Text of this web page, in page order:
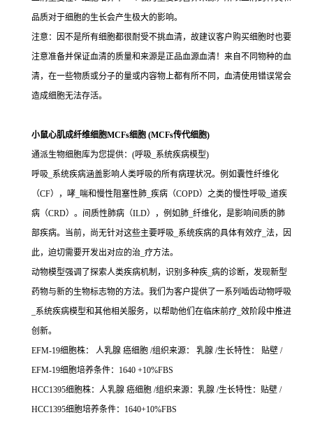
品质对于细胞的生长会产生极大的影响。
注意：因不是所有细胞都很耐受不挑血清，故建议客户购买细胞时也要
注意准备并保证血清的质量和来源是正品血源血清！来自不同物种的血
清，在一些物质或分子的量或内容物上都有所不同，血清使用错误常会
造成细胞无法存活。
小鼠心肌成纤维细胞MCFs细胞 (MCFs传代细胞)
通派生物细胞库为您提供：(呼吸_系统疾病模型)
呼吸_系统疾病涵盖影响人类呼吸的所有病理状况。例如囊性纤维化
（CF），哮_喘和慢性阻塞性肺_疾病（COPD）之类的慢性呼吸_道疾
病（CRD）。间质性肺病（ILD），例如肺_纤维化，是影响间质的肺
部疾病。当前，尚无针对这些主要呼吸_系统疾病的具体有效疗_法，因
此，迫切需要开发出对应的治_疗方法。
动物模型强调了探索人类疾病机制，识别多种疾_病的诊断，发现新型
药物与新的生物标志物的方法。我们为客户提供了一系列啮齿动物呼吸
_系统疾病模型和其他相关服务，以帮助他们在临床前疗_效阶段中推进
创新。
EFM-19细胞株： 人乳腺 癌细胞 /组织来源： 乳腺 /生长特性： 贴壁 /
EFM-19细胞培养条件：1640 +10%FBS
HCC1395细胞株：人乳腺 癌细胞 /组织来源：乳腺 /生长特性：贴壁 /
HCC1395细胞培养条件：1640+10%FBS